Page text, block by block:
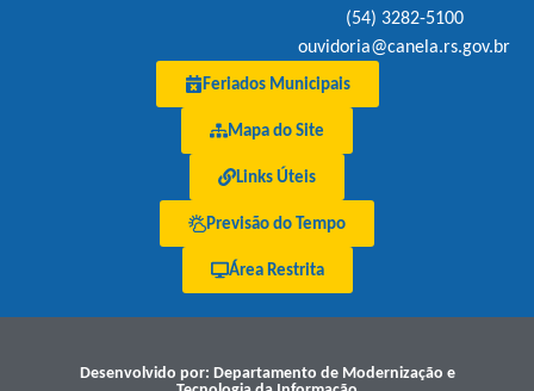
(54) 3282-5100
ouvidoria@canela.rs.gov.br
Feriados Municipais
Mapa do Site
Links Úteis
Previsão do Tempo
Área Restrita
Desenvolvido por: Departamento de Modernização e